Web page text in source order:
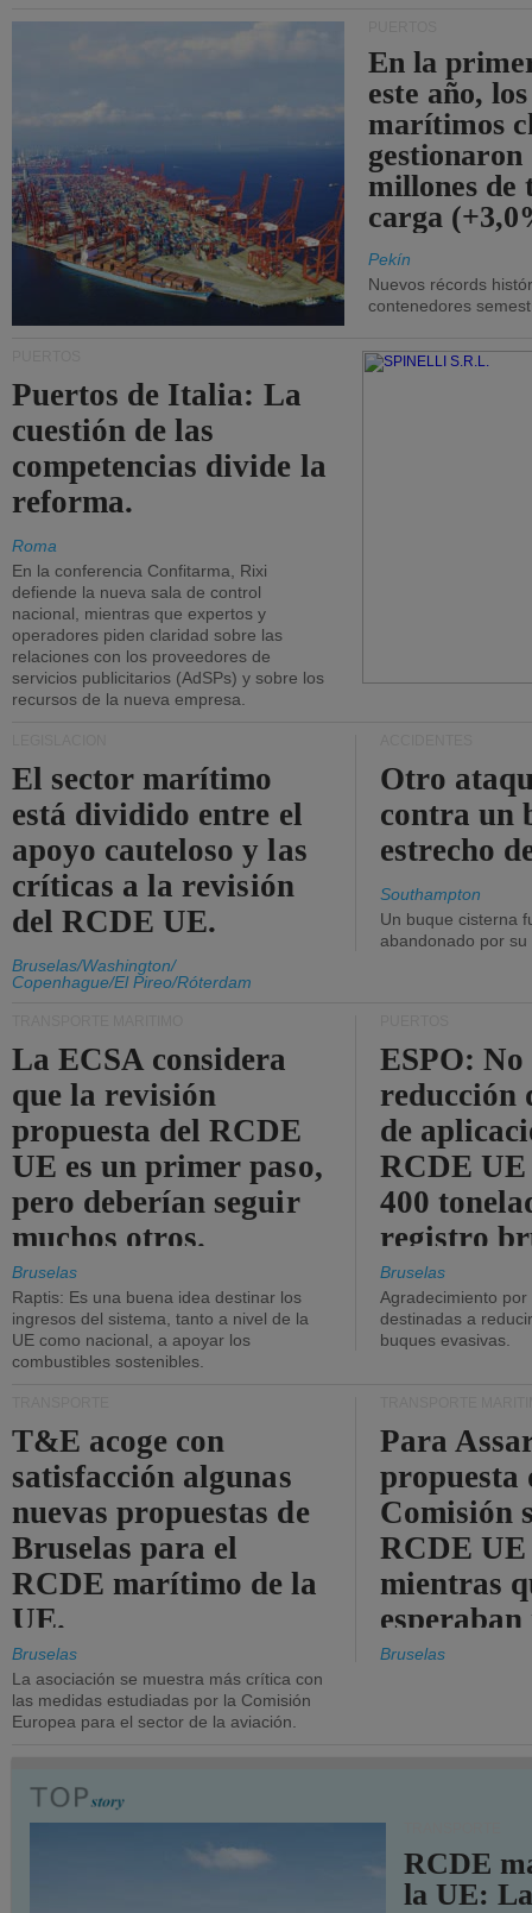
En la
este año,
marítimos
gestionaron
millones de
carga
Pekín
Nuevos récords
contenedores
Puertos de Italia: La
cuestión de las
competencias divide la
reforma.
Roma
En la conferencia Confitarma, Rixi
defiende la nueva sala de control
nacional, mientras que expertos y
operadores piden claridad sobre las
relaciones con los proveedores de
servicios publicitarios (AdSPs) y sobre los
recursos de la nueva empresa.
El sector marítimo
está dividido entre el
apoyo cauteloso y las
críticas a la revisión
del RCDE UE.
Bruselas/Washington/
Copenhague/El Pireo/Róterdam
Otro
contra un
estrecho
Southampton
Un buque cisterna
abandonado por su
La ECSA considera
que la revisión
propuesta del RCDE
UE es un primer paso,
pero deberían seguir
muchos otros.
Bruselas
Raptis: Es una buena idea destinar los
ingresos del sistema, tanto a nivel de la
UE como nacional, a apoyar los
combustibles sostenibles.
ESPO: No
reducción
de
RCDE UE
400
registro
Bruselas
Agradecimiento
destinadas a
buques evasivas.
T&E acoge con
satisfacción algunas
nuevas propuestas de
Bruselas para el
RCDE marítimo de la
UE.
Bruselas
La asociación se muestra más crítica con
las medidas estudiadas por la Comisión
Europea para el sector de la aviación.
Para
propuesta
Comisión
RCDE
mientras
más
Bruselas
RCDE
la UE: